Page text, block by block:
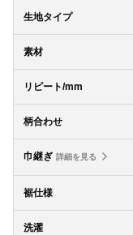
生地タイプ
素材
リピート/mm
柄合わせ
巾継ぎ 詳細を見る
裾仕様
洗濯